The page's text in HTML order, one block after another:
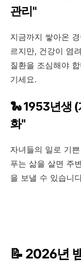
관리"
지금까지 쌓아온
르지만, 건강이 염
질환을 조심해야
기세요.
🐍 1953년생
화"
자녀들의 일로 기
푸는 삶을 살면 주
을 보낼 수 있습니
📝 2026년